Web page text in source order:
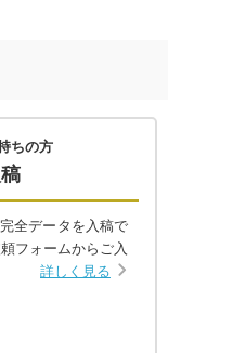
ちの方
全データを入稿で
フォームからご入
詳しく見る